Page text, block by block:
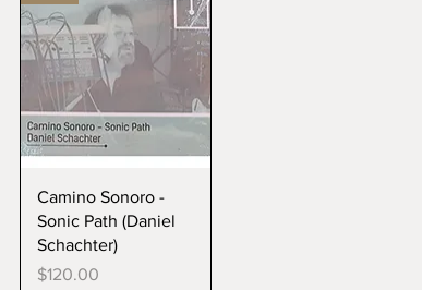
Vista rápida
Camino Sonoro -
Sonic Path (Daniel
Schachter)
Precio
$120.00